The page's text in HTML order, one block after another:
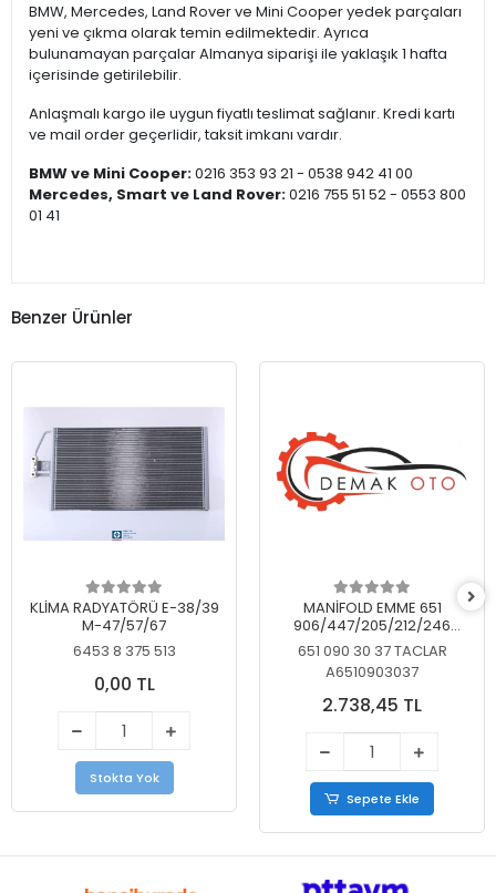
BMW, Mercedes, Land Rover ve Mini Cooper yedek parçaları
yeni ve çıkma olarak temin edilmektedir. Ayrıca
bulunamayan parçalar Almanya siparişi ile yaklaşık 1 hafta
içerisinde getirilebilir.
Anlaşmalı kargo ile uygun fiyatlı teslimat sağlanır. Kredi kartı
ve mail order geçerlidir, taksit imkanı vardır.
BMW ve Mini Cooper:0216 353 93 21 - 0538 942 41 00
Mercedes, Smart ve Land Rover:0216 755 51 52 - 0553 800
01 41
Benzer Ürünler
KLİMA RADYATÖRÜ E-38/39
M-47/57/67
6453 8 375 513
0,00 TL
Stokta Yok
MANİFOLD EMME 651
906/447/205/212/246
KELEBEKSİZ
651 090 30 37 TACLAR
A6510903037
2.738,45 TL
Sepete Ekle